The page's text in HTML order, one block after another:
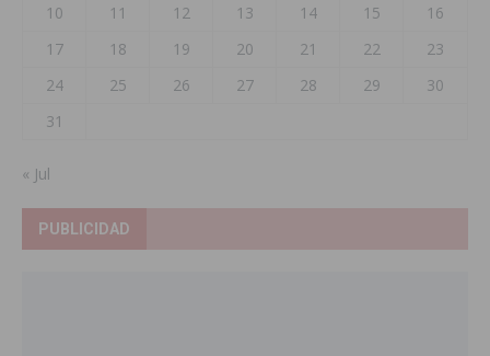
10
11 12 13 14 15
16
17
18 19 20 21 22
23
24
25 26 27 28 29
30
31
« Jul
PUBLICIDAD